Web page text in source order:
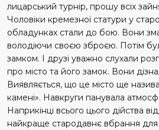
лицарський турнір, прошу всіх
Чоловіки кремезної статури у
обладунках стали до бою. Вони
володіючи своєю зброєю. Потім
замком. І друзі уважно слухали
про місто та його замок. Вони
Виявляється, що це місто ще
камені». Навкруги панувала
Наприкінці всього цього дійства
найкраще стародавнє вбрання для